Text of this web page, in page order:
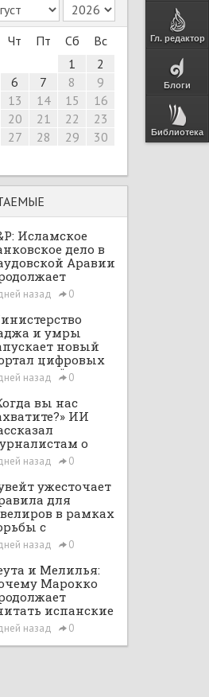
Гл. редактор
Блоги
Библиотека
Чт Пт Сб
Вс
1
2
6 7 8
9
13 14 15
16
20 21 22
23
27 28 29
30
Исламское
дело в
Аравии
при
Vision
и рыночных
назад 0
и умры
новый
цифровых
назад 0
вы нас
ИИ
о
по
мира в
интервью
назад 0
ужесточает
для
в рамках
с
денег
назад 0
и Мелилья:
Марокко
испанские
своими
назад 0